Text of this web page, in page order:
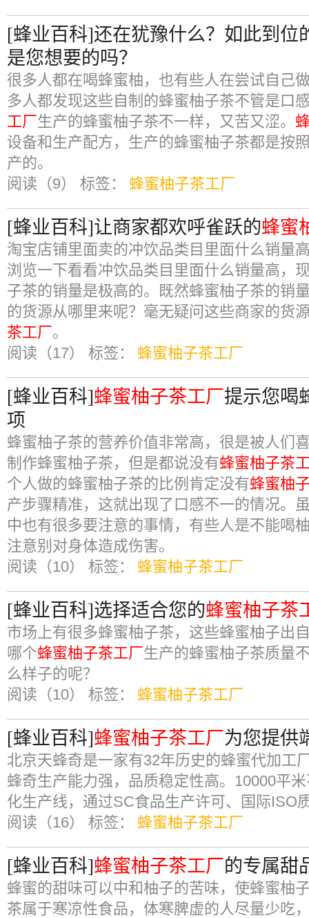
[蜂业百科]还在犹豫什么？如此到位
是您想要的吗？
很多人都在喝蜂蜜柚，也有些人在尝试自己
多人都发现这些自制的蜂蜜柚子茶不管是口
工厂生产的蜂蜜柚子茶不一样，又苦又涩。
设备和生产配方，生产的蜂蜜柚子茶都是按
产的。
阅读（9） 标签： 蜂蜜柚子茶工厂
[蜂业百科]让商家都欢呼雀跃的蜂蜜
淘宝店铺里面卖的冲饮品类目里面什么销量
浏览一下看看冲饮品类目里面什么销量高，
子茶的销量是极高的。既然蜂蜜柚子茶的销
的货源从哪里来呢？毫无疑问这些商家的货
茶工厂。
阅读（17） 标签： 蜂蜜柚子茶工厂
[蜂业百科]蜂蜜柚子茶工厂提示您喝
项
蜂蜜柚子茶的营养价值非常高，很是被人们
制作蜂蜜柚子茶，但是都说没有蜂蜜柚子茶
个人做的蜂蜜柚子茶的比例肯定没有蜂蜜柚
产步骤精准，这就出现了口感不一的情况。
中也有很多要注意的事情，有些人是不能喝
注意别对身体造成伤害。
阅读（10） 标签： 蜂蜜柚子茶工厂
[蜂业百科]选择适合您的蜂蜜柚子茶
市场上有很多蜂蜜柚子茶，这些蜂蜜柚子出
哪个蜂蜜柚子茶工厂生产的蜂蜜柚子茶质量
么样子的呢？
阅读（10） 标签： 蜂蜜柚子茶工厂
[蜂业百科]蜂蜜柚子茶工厂为您提供
北京天蜂奇是一家有32年历史的蜂蜜代加工
蜂奇生产能力强，品质稳定性高。10000平
化生产线，通过SC食品生产许可、国际ISO
阅读（16） 标签： 蜂蜜柚子茶工厂
[蜂业百科]蜂蜜柚子茶工厂的专属甜
蜂蜜的甜味可以中和柚子的苦味，使蜂蜜柚
茶属于寒凉性食品，体寒脾虚的人尽量少吃